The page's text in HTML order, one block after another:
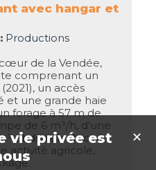
avec hangar et
Productions
de la Vendée,
comprenant un
un accès
et une grande haie
forage à 57 m de
de 6 m³/h, d'une
et de l'électricité,
activité agricole,
✕
vie privée est